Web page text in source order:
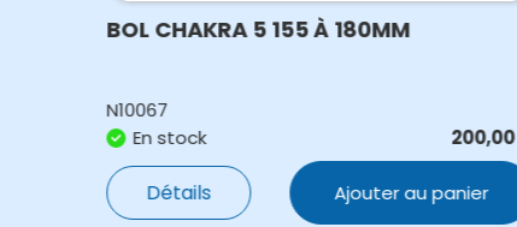
BOL CHAKRA 5 155 À 180MM
N10067
En stock
200,00
Détails Ajouter au panier